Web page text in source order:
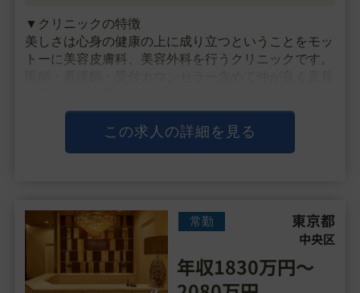
▼クリニックの特徴
美しさは心身の健康の上に成り立つということをモッ
トーに美容皮膚科、美容外科を行うクリニックです。
SNS運用に関しては医師1名に対し担当者1名がつくた
め、サポート体制が充実しております。
この求人の詳細を見る
常勤 東京都
中央区
年収1830万円～